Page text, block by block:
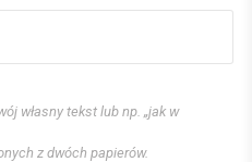
własny tekst lub np. „jak w
z dwóch papierów.